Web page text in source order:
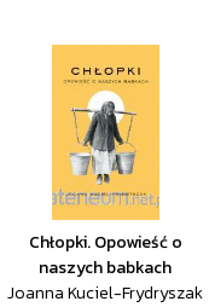
Chłopki. Opowieść o
naszych babkach
Joanna Kuciel-Frydryszak